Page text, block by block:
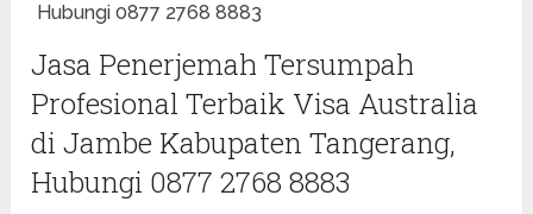
Hubungi 0877 2768 8883
Jasa Penerjemah Tersumpah
Profesional Terbaik Visa Australia
di Jambe Kabupaten Tangerang,
Hubungi 0877 2768 8883